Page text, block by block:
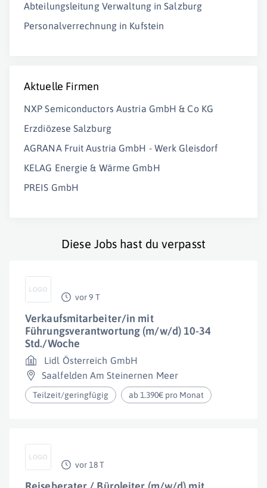
Abteilungsleitung Verwaltung in Salzburg
Personalverrechnung in Kufstein
Aktuelle Firmen
NXP Semiconductors Austria GmbH & Co KG
Erzdiözese Salzburg
AGRANA Fruit Austria GmbH - Werk Gleisdorf
KELAG Energie & Wärme GmbH
PREIS GmbH
Diese Jobs hast du verpasst
vor 9 T
Verkaufsmitarbeiter/in mit
Führungsverantwortung (m/w/d) 10-34
Std./Woche
Lidl Österreich GmbH
Saalfelden Am Steinernen Meer
Teilzeit/geringfügig ab 1.390€ pro Monat
vor 18 T